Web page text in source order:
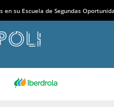
en su Escuela de Segundas